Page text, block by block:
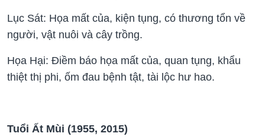
Lục Sát: Họa mất của, kiện tụng, có thương tổn về
người, vật nuôi và cây trồng.
Họa Hại: Điềm báo họa mất của, quan tụng, khẩu
thiệt thị phi, ốm đau bệnh tật, tài lộc hư hao.
Tuổi Ất Mùi (1955, 2015)